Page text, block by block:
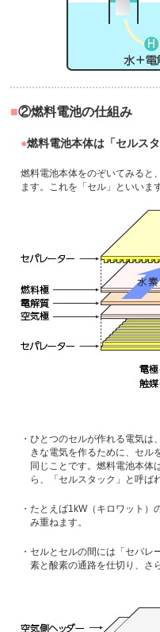
②燃料電池の仕組み
燃料電池本体は「セルス
燃料電池本体をのぞいてみると
ます。これを「セル」といいます
・ひとつのセルが作れる電気
きな電気を作るために、セル
同じことです。燃料電池本体
ら、「セルスタック」と呼ば
・たとえば1kW（キロワット
み重ねます。
・セルとセルの間には「セパ
素と酸素の通路を仕切り、さ